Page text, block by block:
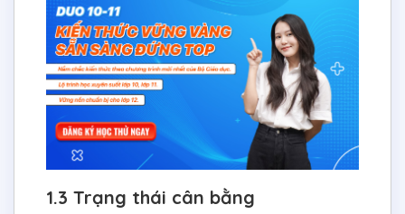
1.3 Trạng thái cân bằng